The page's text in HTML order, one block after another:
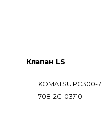
Клапан LS
KOMATSU PC300-7
708-2G-03710